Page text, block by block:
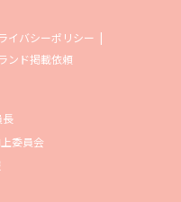
イバシーポリシー
ンド掲載依頼
長
委員会